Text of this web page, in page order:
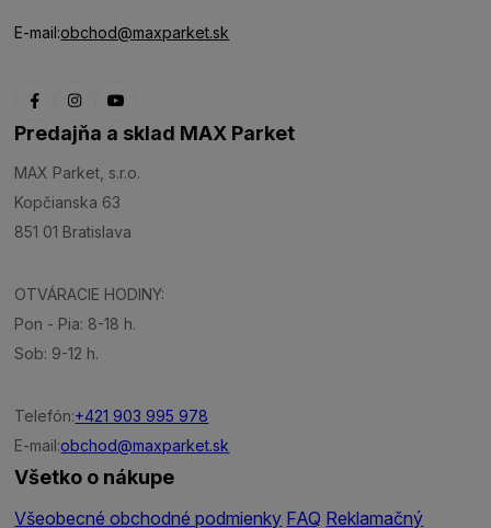
E-mail:obchod@maxparket.sk
Predajňa a sklad MAX Parket
MAX Parket, s.r.o.
Kopčianska 63
851 01 Bratislava
OTVÁRACIE HODINY:
Pon - Pia: 8-18 h.
Sob: 9-12 h.
Telefón:+421 903 995 978
E-mail:obchod@maxparket.sk
Všetko o nákupe
Všeobecné obchodné podmienky FAQ Reklamačný